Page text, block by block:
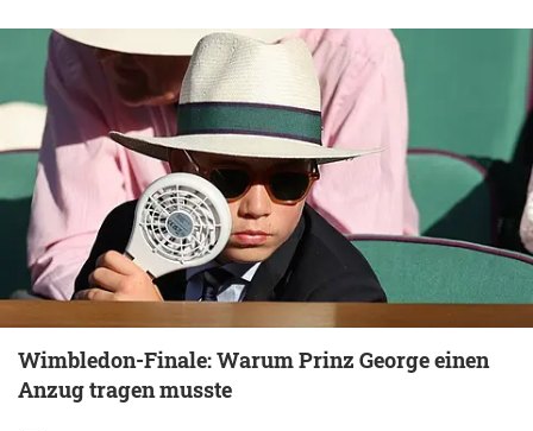
Wimbledon-Finale: Warum Prinz George einen
Anzug tragen musste